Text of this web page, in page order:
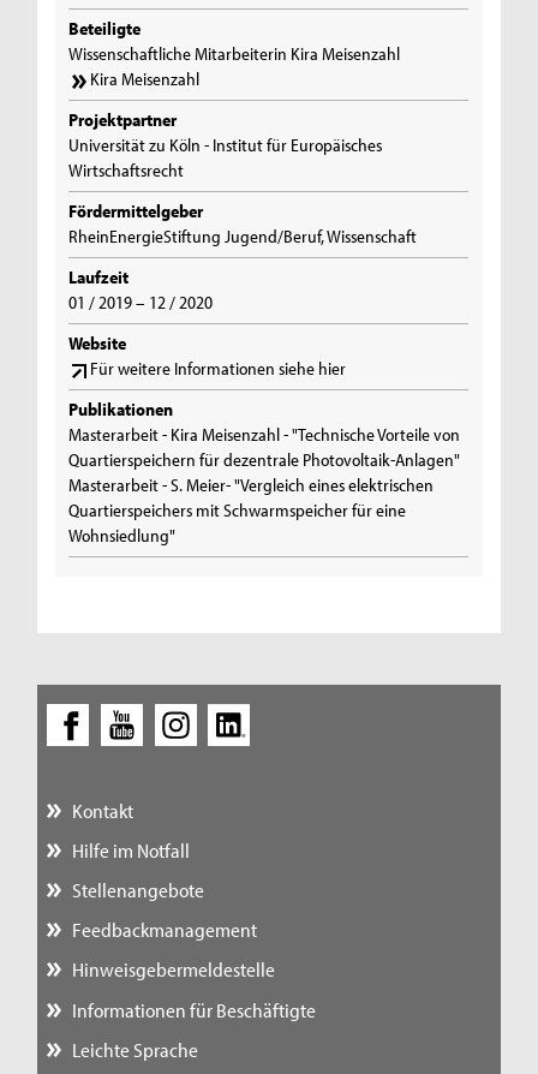
Beteiligte
Wissenschaftliche Mitarbeiterin Kira Meisenzahl
Kira Meisenzahl
Projektpartner
Universität zu Köln - Institut für Europäisches
Wirtschaftsrecht
Fördermittelgeber
RheinEnergieStiftung Jugend/Beruf, Wissenschaft
Laufzeit
01 / 2019 – 12 / 2020
Website
Für weitere Informationen siehe hier
Publikationen
Masterarbeit - Kira Meisenzahl - "Technische Vorteile von
Quartierspeichern für dezentrale Photovoltaik-Anlagen"
Masterarbeit - S. Meier- "Vergleich eines elektrischen
Quartierspeichers mit Schwarmspeicher für eine
Wohnsiedlung"
Kontakt
Hilfe im Notfall
Stellenangebote
Feedbackmanagement
Hinweisgebermeldestelle
Informationen für Beschäftigte
Leichte Sprache